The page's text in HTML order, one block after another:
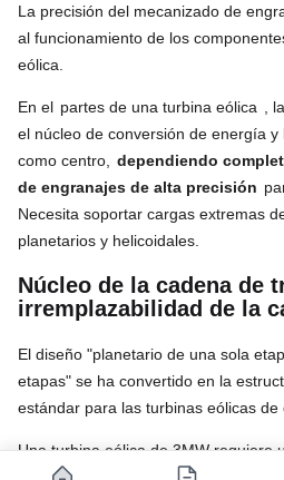
La precisión del mecanizado de
al funcionamiento de los
eólica.
En el partes de una turbina eólica
,
el núcleo de conversión de energía
como centro,
dependiendo
de engranajes de alta precisión
Necesita soportar cargas extremas
planetarios y helicoidales.
Núcleo de la cadena de
irremplazabilidad de la
El diseño "planetario de una sola
etapas" se ha convertido en la
estándar para las turbinas eólicas de
Una turbina eólica de 3MW requiere
aproximadamente 2000 kN·m junto